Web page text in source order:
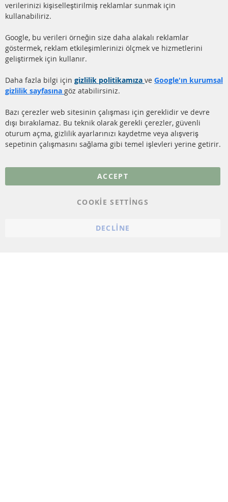
HIZLI LİNKLER
(DPF)
DİZEL PARTİKÜL FİLTRESİ
KATALİZÖR (KAT)
SSS
MÜŞTERİ
Hakkımızda
Gönderim ücreti
Daha fazla link
Veri koruma
Genel Çalışma Koşulları
verilerinizi kişiselleştirilmiş reklamlar sunmak için
kullanabiliriz.
Google, bu verileri örneğin size daha alakalı reklamlar
göstermek, reklam etkileşimlerinizi ölçmek ve hizmetlerini
geliştirmek için kullanır.
Daha fazla bilgi için gizlilik politikamıza ve Google'ın kurumsal
gizlilik sayfasına göz atabilirsiniz.
Bazı çerezler web sitesinin çalışması için gereklidir ve devre
dışı bırakılamaz. Bu teknik olarak gerekli çerezler, güvenli
oturum açma, gizlilik ayarlarınızı kaydetme veya alışveriş
sepetinin çalışmasını sağlama gibi temel işlevleri yerine getirir.
ACCEPT
COOKIE SETTINGS
DECLINE